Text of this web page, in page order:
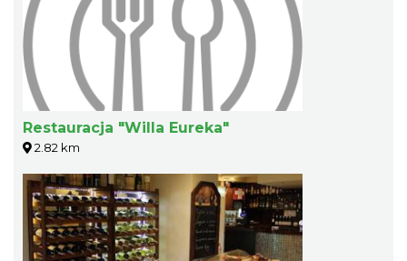
Restauracja "Willa Eureka"
2.82 km